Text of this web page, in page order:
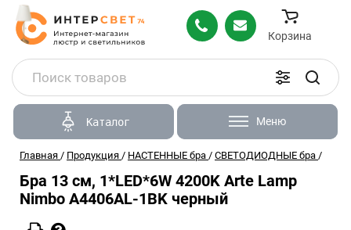
Корзина
Каталог Меню
Главная / Продукция / НАСТЕННЫЕ бра / СВЕТОДИОДНЫЕ бра /
Бра 13 см, 1*LED*6W 4200K Arte Lamp
Nimbo A4406AL-1BK черный